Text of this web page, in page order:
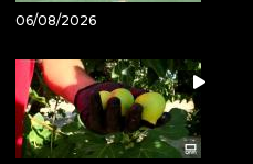
06/08/2026